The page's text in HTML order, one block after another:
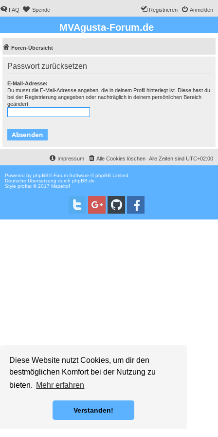
Diese Website nutzt Cookies, um dir den
bestmöglichen Komfort bei der Nutzung zu
bieten. Mehr erfahren
Verstanden!
FAQ Spende Anmelden
Registrieren
MVAgusta-Forum.de
Foren-Übersicht
Passwort zurücksetzen
E-Mail-Adresse:
Du musst die E-Mail-Adresse angeben, die in deinem Profil hinterlegt ist. Diese hast du
bei der Registrierung angegeben oder nachträglich in deinem persönlichen Bereich
geändert.
Alle Zeiten sind UTC+02:00
Alle Cookies löschen
Impressum
Powered by phpBB® Forum Software © phpBB Limited
Deutsche Übersetzung durch phpBB.de
Style proflat © 2017 Mazeltof